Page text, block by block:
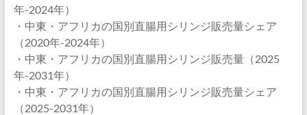
年-2024年）
・中東・アフリカの国別直腸用シリンジ販売量シェア
（2020年-2024年）
・中東・アフリカの国別直腸用シリンジ販売量（2025
年-2031年）
・中東・アフリカの国別直腸用シリンジ販売量シェア
（2025-2031年）